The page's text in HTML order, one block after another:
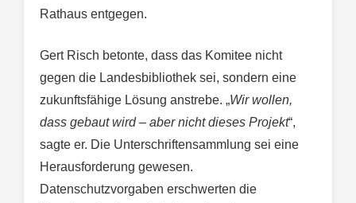
Rathaus entgegen.
Gert Risch betonte, dass das Komitee nicht
gegen die Landesbibliothek sei, sondern eine
zukunftsfähige Lösung anstrebe. „Wir wollen,
dass gebaut wird – aber nicht dieses Projekt“,
sagte er. Die Unterschriftensammlung sei eine
Herausforderung gewesen.
Datenschutzvorgaben erschwerten die